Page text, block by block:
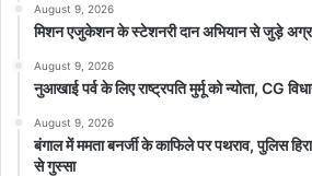
August 9, 2026
मिशन एजुकेशन के स्टेशनरी दान अभियान से जुड़े
August 9, 2026
नुआखाई पर्व के लिए राष्ट्रपति मुर्मू को न्योता, CG
August 9, 2026
बंगाल में ममता बनर्जी के काफिले पर पथराव, पुलिस
से गुस्सा